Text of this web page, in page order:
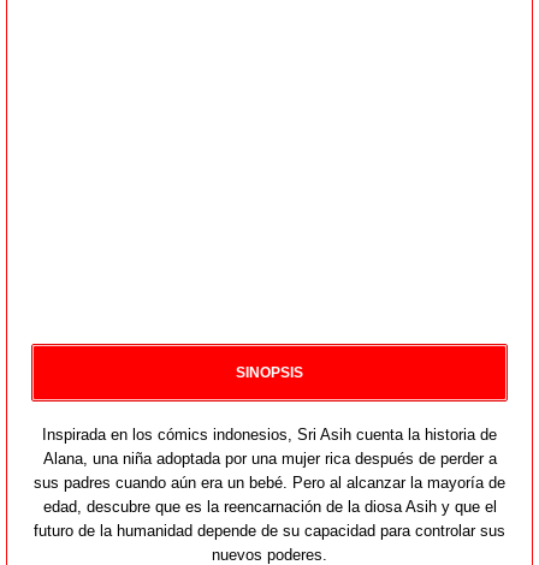
SINOPSIS
Inspirada en los cómics indonesios, Sri Asih cuenta la historia de
Alana, una niña adoptada por una mujer rica después de perder a
sus padres cuando aún era un bebé. Pero al alcanzar la mayoría de
edad, descubre que es la reencarnación de la diosa Asih y que el
futuro de la humanidad depende de su capacidad para controlar sus
nuevos poderes.